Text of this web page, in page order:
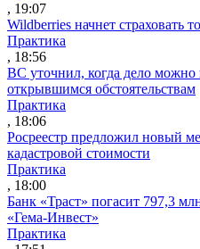
, 19:07
Wildberries начнет страховать
Практика
, 18:56
ВС уточнил, когда дело можно
открывшимся обстоятельствам
Практика
, 18:06
Росреестр предложил новый
кадастровой стоимости
Практика
, 18:00
Банк «Траст» погасит 797,3
«Гема-Инвест»
Практика